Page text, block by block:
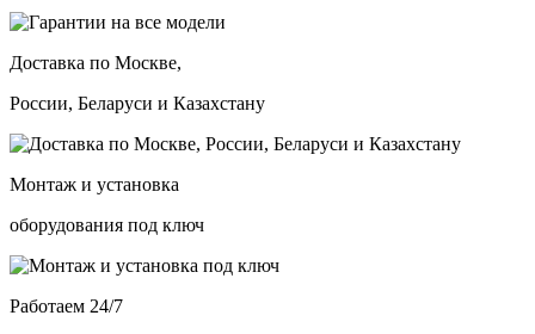
Доставка по Москве,
России, Беларуси и Казахстану
Монтаж и установка
оборудования под ключ
Работаем 24/7